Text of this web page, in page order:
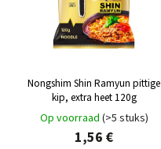
Nongshim Shin Ramyun pittige
kip, extra heet 120g
Op voorraad (>5 stuks)
1,56 €